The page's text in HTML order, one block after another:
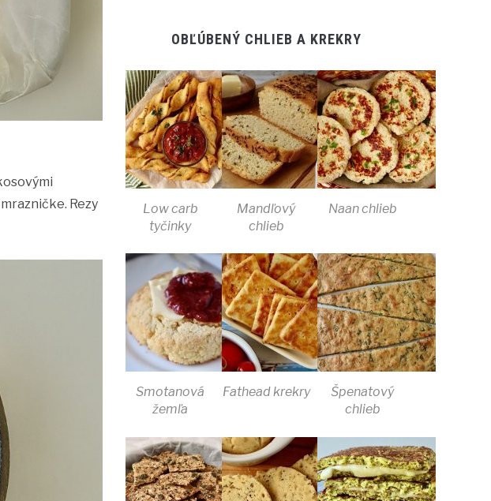
Rezy
OBĽÚBENÝ CHLIEB A KREKRY
Low carb
tyčinky
Mandľový
chlieb
Naan chlieb
Smotanová
žemľa
Fathead krekry
Špenatový
chlieb